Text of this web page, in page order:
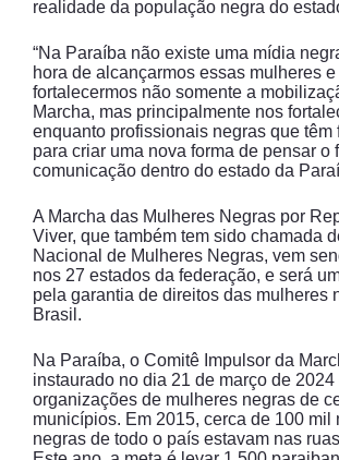
realidade da população negra do
“Na Paraíba não existe uma mídia
hora de alcançarmos essas mulheres
fortalecermos não somente a
Marcha, mas principalmente nos
enquanto profissionais negras que têm
para criar uma nova forma de pensar o
comunicação dentro do estado da
A Marcha das Mulheres Negras por
Viver, que também tem sido chamada
Nacional de Mulheres Negras, vem
nos 27 estados da federação, e será
pela garantia de direitos das mulheres
Brasil.
Na Paraíba, o Comitê Impulsor da
instaurado no dia 21 de março de
organizações de mulheres negras de
municípios. Em 2015, cerca de 100 mil
negras de todo o país estavam nas